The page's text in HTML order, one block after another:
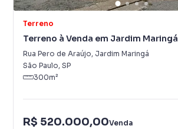
Terreno
Terreno à Venda em Jardim Maringá
Rua Pero de Araújo, Jardim Maringá
São Paulo, SP
300m²
R$ 520.000,00Venda